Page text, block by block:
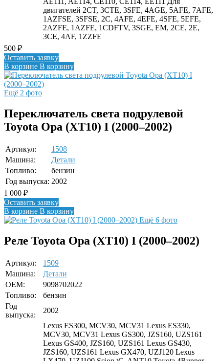
двигателей 2CT, 3CTE, 3SFE, 4AGE, 5AFE, 7AFE,
1AZFSE, 3SFSE, 2C, 4AFE, 4EFE, 4SFE, 5EFE,
2AZFE, 1AZFE, 1CDFTV, 3SGE, EM, 2CE, 2E,
3CE, 4AF, 1ZZFE
500 ₽
Оставить заявку
В корзине В корзину
Ещё 2 фото
Переключатель света подрулевой
Toyota Opa (XT10) I (2000–2002)
Артикул:
1508
Машина:
Детали
Топливо:
бензин
Год выпуска: 2002
1 000 ₽
Оставить заявку
В корзине В корзину
Ещё 6 фото
Реле Toyota Opa (XT10) I (2000–2002)
Артикул:
1509
Машина:
Детали
OEM:
9098702022
Топливо:
бензин
Год
выпуска:
2002
Lexus ES300, MCV30, MCV31 Lexus ES330,
MCV30, MCV31 Lexus GS300, JZS160, UZS161
Lexus GS400, JZS160, UZS161 Lexus GS430,
JZS160, UZS161 Lexus GX470, UZJ120 Lexus